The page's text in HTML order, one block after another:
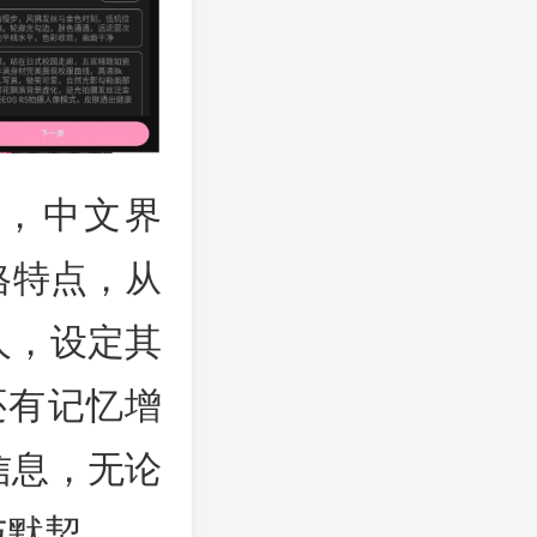
中文界
点，从
设定其
记忆增
，无论